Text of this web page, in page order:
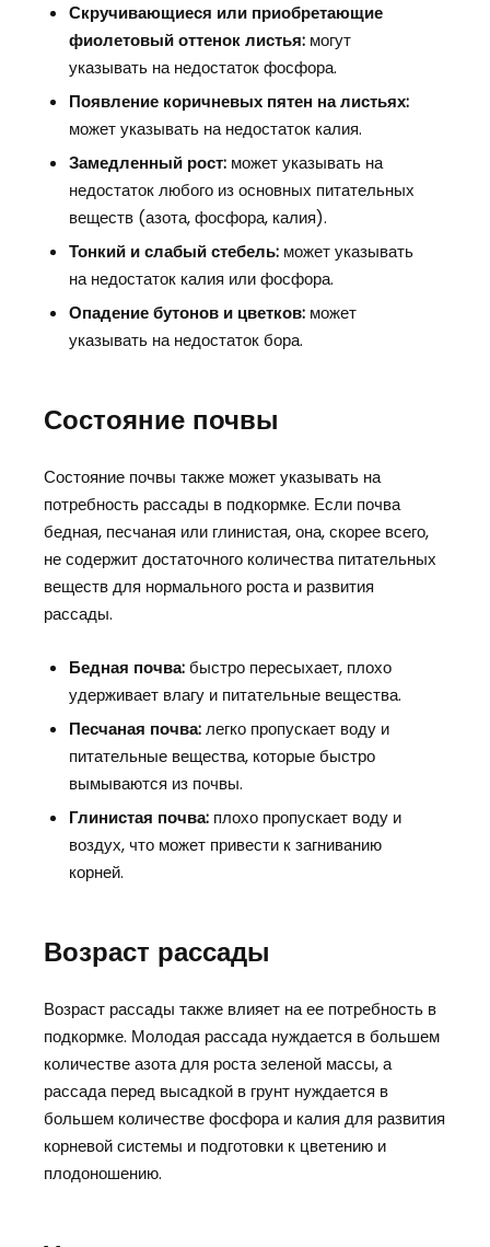
Скручивающиеся или приобретающие
фиолетовый оттенок листья:могут
указывать на недостаток фосфора.
Появление коричневых пятен на листьях:
может указывать на недостаток калия.
Замедленный рост:может указывать на
недостаток любого из основных питательных
веществ (азота, фосфора, калия).
Тонкий и слабый стебель:может указывать
на недостаток калия или фосфора.
Опадение бутонов и цветков:может
указывать на недостаток бора.
Состояние почвы
Состояние почвы также может указывать на
потребность рассады в подкормке. Если почва
бедная, песчаная или глинистая, она, скорее всего,
не содержит достаточного количества питательных
веществ для нормального роста и развития
рассады.
Бедная почва:быстро пересыхает, плохо
удерживает влагу и питательные вещества.
Песчаная почва:легко пропускает воду и
питательные вещества, которые быстро
вымываются из почвы.
Глинистая почва:плохо пропускает воду и
воздух, что может привести к загниванию
корней.
Возраст рассады
Возраст рассады также влияет на ее потребность в
подкормке. Молодая рассада нуждается в большем
количестве азота для роста зеленой массы, а
рассада перед высадкой в грунт нуждается в
большем количестве фосфора и калия для развития
корневой системы и подготовки к цветению и
плодоношению.